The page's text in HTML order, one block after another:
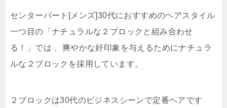
センターパート[メンズ]30代におすすめのヘアスタイル
一つ目の「ナチュラルな２ブロックと組み合わせ
る！」では 、爽やかな好印象を与えるためにナチュラ
ルな２ブロックを採用しています。
２ブロックは30代のビジネスシーンで定番ヘアです